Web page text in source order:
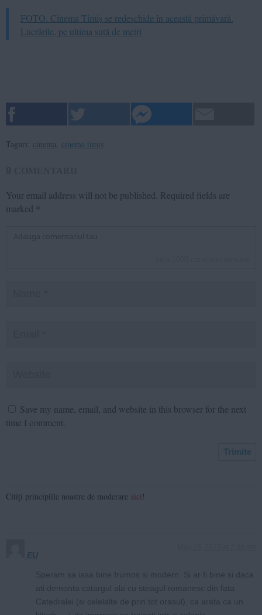
FOTO. Cinema Timiș se redeschide în această primăvară.
Lucrările, pe ultima sută de metri
Taguri: cinema, cinema timis
Your email address will not be published. Required fields are
marked *
Save my name, email, and website in this browser for the next
time I comment.
Citiți principiile noastre de moderare aici!
EU